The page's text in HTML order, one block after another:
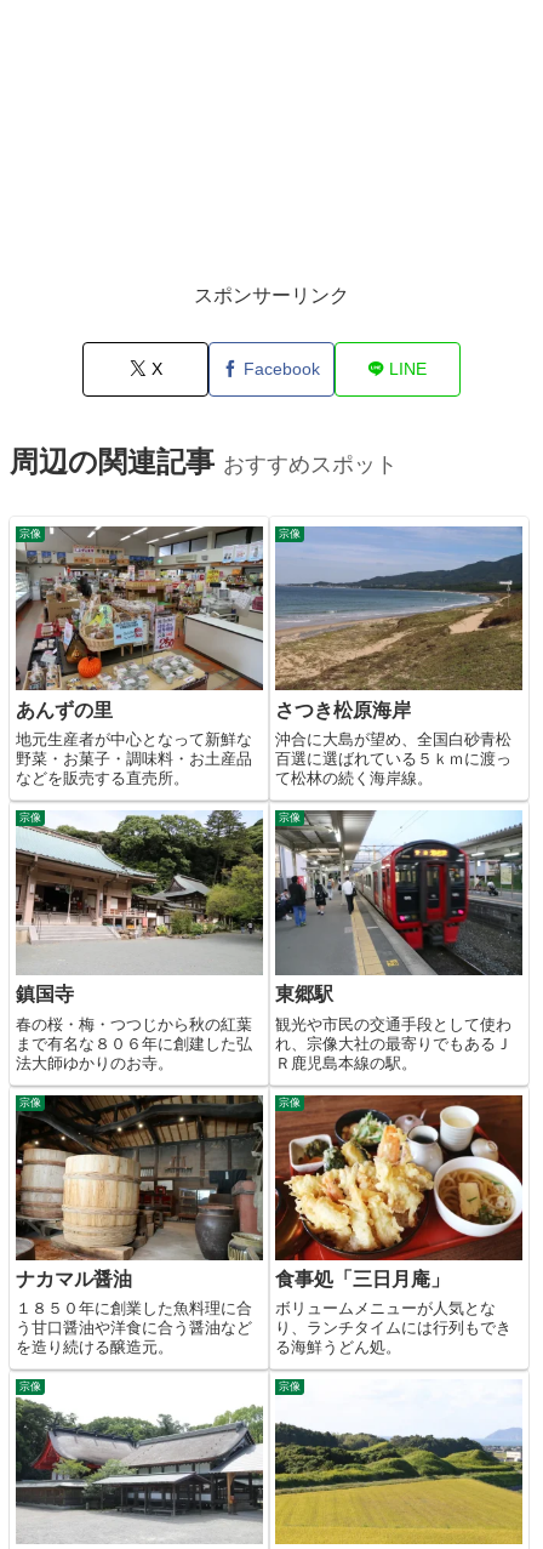
スポンサーリンク
X Facebook LINE
周辺の関連記事 おすすめスポット
宗像
あんずの里
地元生産者が中心となって新鮮な
野菜・お菓子・調味料・お土産品
などを販売する直売所。
宗像
さつき松原海岸
沖合に大島が望め、全国白砂青松
百選に選ばれている５ｋｍに渡っ
て松林の続く海岸線。
宗像
鎮国寺
春の桜・梅・つつじから秋の紅葉
まで有名な８０６年に創建した弘
法大師ゆかりのお寺。
宗像
東郷駅
観光や市民の交通手段として使わ
れ、宗像大社の最寄りでもあるＪ
Ｒ鹿児島本線の駅。
宗像
ナカマル醤油
１８５０年に創業した魚料理に合
う甘口醤油や洋食に合う醤油など
を造り続ける醸造元。
宗像
食事処「三日月庵」
ボリュームメニューが人気とな
り、ランチタイムには行列もでき
る海鮮うどん処。
宗像 宗像